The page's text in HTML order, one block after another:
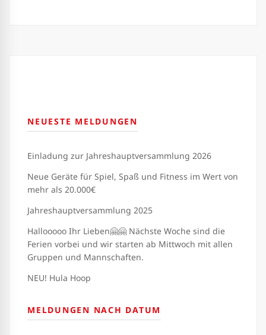
NEUESTE MELDUNGEN
Einladung zur Jahreshauptversammlung 2026
Neue Geräte für Spiel, Spaß und Fitness im Wert von
mehr als 20.000€
Jahreshauptversammlung 2025
Hallooooo Ihr Lieben🤗🤗 Nächste Woche sind die
Ferien vorbei und wir starten ab Mittwoch mit allen
Gruppen und Mannschaften.
NEU! Hula Hoop
MELDUNGEN NACH DATUM